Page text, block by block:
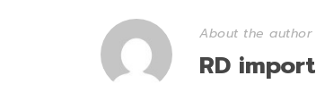
About the author
RD import